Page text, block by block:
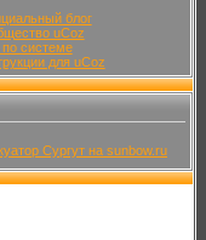
блог
uCoz
по системе
для uCoz